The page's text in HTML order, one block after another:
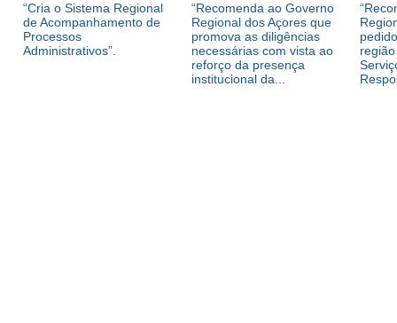
“Cria o Sistema Regional
de Acompanhamento de
Processos
Administrativos”.
“Recomenda ao Governo
Regional dos Açores que
promova as diligências
necessárias com vista ao
reforço da presença
institucional da...